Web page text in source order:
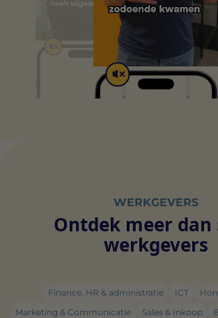
WERKGEVERS
Ontdek meer dan
werkgevers
Finance, HR & administratie ICT
Marketing & Communicatie
Sales & Inkoop